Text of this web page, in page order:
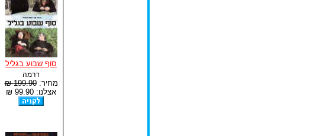
סוף שבוע בגליל
דרמה
מחיר:199.90 ₪
אצלנו: 99.90 ₪